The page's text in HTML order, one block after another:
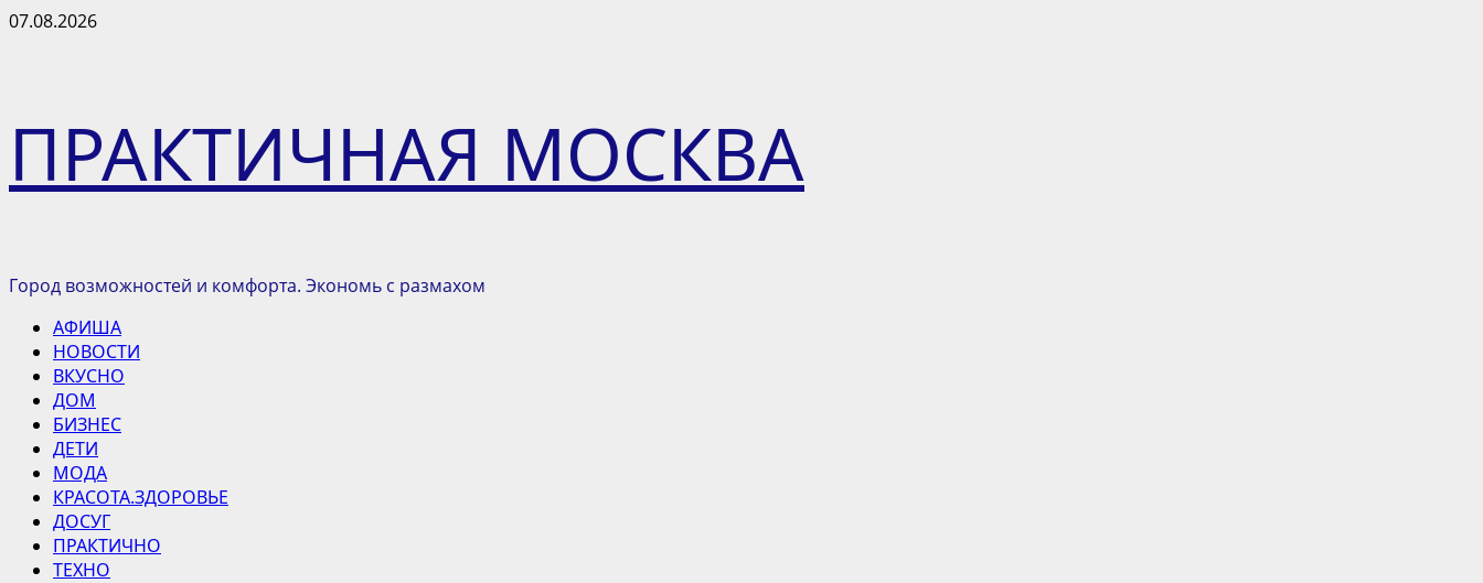
Перейти
07.08.2026
ПРАКТИЧНАЯ МОСКВА
Город возможностей и комфорта. Экономь с размахом
Основное
меню
АФИША
НОВОСТИ
ВКУСНО
ДОМ
БИЗНЕС
ДЕТИ
МОДА
КРАСОТА.ЗДОРОВЬЕ
ДОСУГ
ПРАКТИЧНО
ТЕХНО